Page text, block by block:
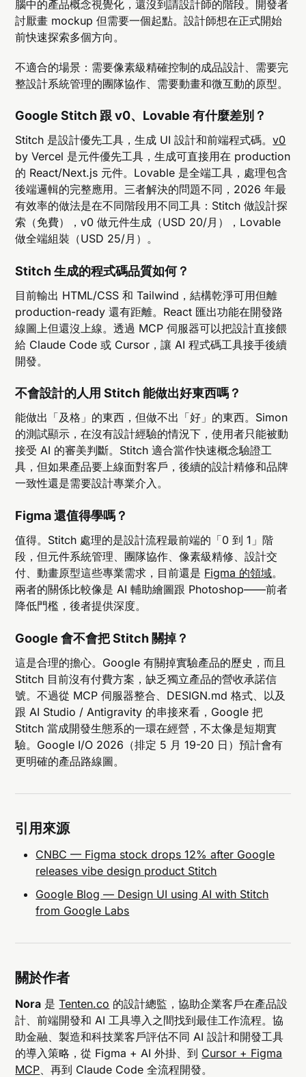
腦中的產品概念視覺化，還沒到請設計師的階段。開發者
討厭畫 mockup 但需要一個起點。設計師想在正式開始
前快速探索多個方向。
不適合的場景：需要像素級精確控制的成品設計、需要完
整設計系統管理的團隊協作、需要動畫和微互動的原型。
Google Stitch 跟 v0、Lovable 有什麼差別？
Stitch 是設計優先工具，生成 UI 設計和前端程式碼。v0
by Vercel 是元件優先工具，生成可直接用在 production
的 React/Next.js 元件。Lovable 是全端工具，處理包含
後端邏輯的完整應用。三者解決的問題不同，2026 年最
有效率的做法是在不同階段用不同工具：Stitch 做設計探
索（免費），v0 做元件生成（USD 20/月），Lovable
做全端組裝（USD 25/月）。
Stitch 生成的程式碼品質如何？
目前輸出 HTML/CSS 和 Tailwind，結構乾淨可用但離
production-ready 還有距離。React 匯出功能在開發路
線圖上但還沒上線。透過 MCP 伺服器可以把設計直接餵
給 Claude Code 或 Cursor，讓 AI 程式碼工具接手後續
開發。
不會設計的人用 Stitch 能做出好東西嗎？
能做出「及格」的東西，但做不出「好」的東西。Simon
的測試顯示，在沒有設計經驗的情況下，使用者只能被動
接受 AI 的審美判斷。Stitch 適合當作快速概念驗證工
具，但如果產品要上線面對客戶，後續的設計精修和品牌
一致性還是需要設計專業介入。
Figma 還值得學嗎？
值得。Stitch 處理的是設計流程最前端的「0 到 1」階
段，但元件系統管理、團隊協作、像素級精修、設計交
付、動畫原型這些專業需求，目前還是 Figma 的領域。
兩者的關係比較像是 AI 輔助繪圖跟 Photoshop——前者
降低門檻，後者提供深度。
Google 會不會把 Stitch 關掉？
這是合理的擔心。Google 有關掉實驗產品的歷史，而且
Stitch 目前沒有付費方案，缺乏獨立產品的營收承諾信
號。不過從 MCP 伺服器整合、DESIGN.md 格式、以及
跟 AI Studio / Antigravity 的串接來看，Google 把
Stitch 當成開發生態系的一環在經營，不太像是短期實
驗。Google I/O 2026（排定 5 月 19-20 日）預計會有
更明確的產品路線圖。
引用來源
CNBC — Figma stock drops 12% after Google
releases vibe design product Stitch
Google Blog — Design UI using AI with Stitch
from Google Labs
關於作者
Nora 是Tenten.co 的設計總監，協助企業客戶在產品設
計、前端開發和 AI 工具導入之間找到最佳工作流程。協
助金融、製造和科技業客戶評估不同 AI 設計和開發工具
的導入策略，從 Figma + AI 外掛、到 Cursor + Figma
MCP 、再到 Claude Code 全流程開發。